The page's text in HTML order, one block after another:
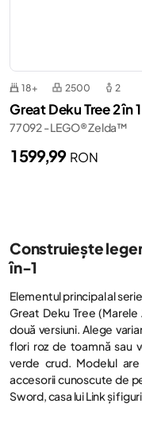
18+ 2500 2
Great Deku Tree 2 în 1
77092 - LEGO® Zelda™
1 599,99 RON
Construiește
în-1
Elementul principal al
Great Deku Tree
două versiuni. Alege
flori roz de toamnă sau
verde crud. Modelul
accesorii cunoscute de
Sword, casa lui Link și